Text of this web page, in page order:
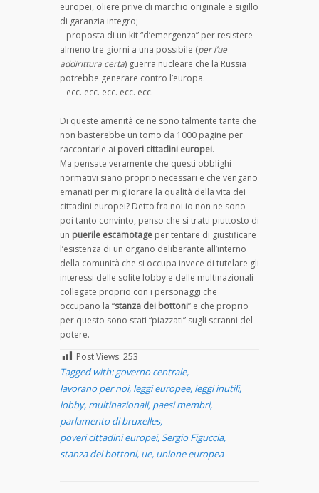
europei, oliere prive di marchio originale e sigillo
di garanzia integro;
– proposta di un kit “d’emergenza” per resistere
almeno tre giorni a una possibile (per l’ue
addirittura certa) guerra nucleare che la Russia
potrebbe generare contro l’europa.
– ecc. ecc. ecc. ecc. ecc.
Di queste amenità ce ne sono talmente tante che
non basterebbe un tomo da 1000 pagine per
raccontarle ai poveri cittadini europei.
Ma pensate veramente che questi obblighi
normativi siano proprio necessari e che vengano
emanati per migliorare la qualità della vita dei
cittadini europei? Detto fra noi io non ne sono
poi tanto convinto, penso che si tratti piuttosto di
un puerile escamotage per tentare di giustificare
l’esistenza di un organo deliberante all’interno
della comunità che si occupa invece di tutelare gli
interessi delle solite lobby e delle multinazionali
collegate proprio con i personaggi che
occupano la “stanza dei bottoni” e che proprio
per questo sono stati “piazzati” sugli scranni del
potere.
Post Views: 253
Tagged with: governo centrale,
lavorano per noi, leggi europee, leggi inutili,
lobby, multinazionali, paesi membri,
parlamento di bruxelles,
poveri cittadini europei,Sergio Figuccia,
stanza dei bottoni, ue, unione europea